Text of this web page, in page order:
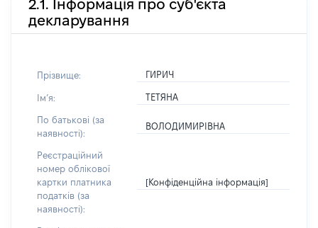
2.1. Інформація про суб'єкта
декларування
Прізвище: ГИРИЧ
Імʼя: ТЕТЯНА
По батькові (за
наявності):
ВОЛОДИМИРІВНА
Реєстраційний
номер облікової
картки платника
податків (за
наявності):
[Конфіденційна інформація]